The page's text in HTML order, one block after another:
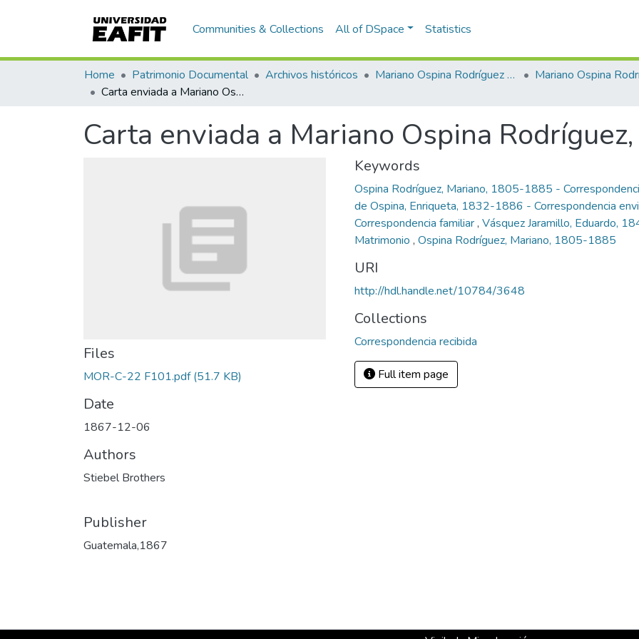
Communities & Collections All of DSpace Statistics
Home Patrimonio Documental Archivos históricos Mariano Ospina Rodríguez (1826 -1912) Mariano Ospina
Carta enviada a Mariano Ospina Rodríguez, Cuajiniquilapa
Carta enviada a Mariano Ospina
Files
MOR-C-22 F101.pdf(51.7 KB)
Date
1867-12-06
Authors
Stiebel Brothers
Publisher
Guatemala,1867
Keywords
Ospina Rodríguez, Mariano, 1805-1885 -
de Ospina, Enriqueta, 1832-1886 - Correspondencia
Correspondencia familiar, Vásquez Jaramillo, Eduardo,
Matrimonio , Ospina Rodríguez, Mariano, 1805-1885
URI
http://hdl.handle.net/10784/3648
Collections
Correspondencia recibida
Full item page